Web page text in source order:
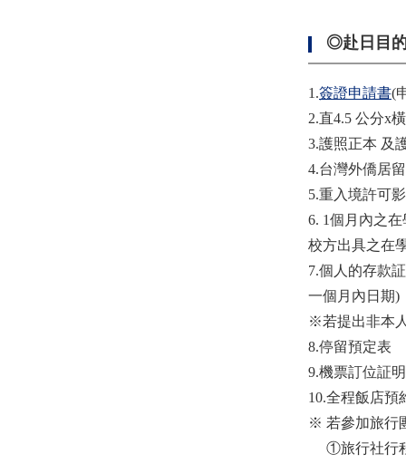
◎赴日目
1.簽證申請書(
2.直4.5 公分x
3.護照正本 及
4.台灣外僑居
5.重入境許可
6. 1個月內之
校方出具之在
7.個人的存款
一個月內日期)
※若提出非本
8.停留預定表
9.機票訂位証
10.全程飯店預
※ 若參加旅
①旅行社